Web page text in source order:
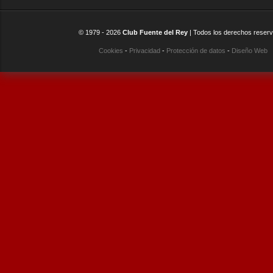
© 1979 - 2026 Club Fuente del Rey| Todos los derechos
Cookies - Privacidad - Protección de datos - Diseño Web